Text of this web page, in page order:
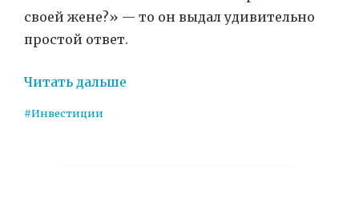
своей жене?» — то он выдал удивительно
простой ответ.
Читать дальше
#Инвестиции